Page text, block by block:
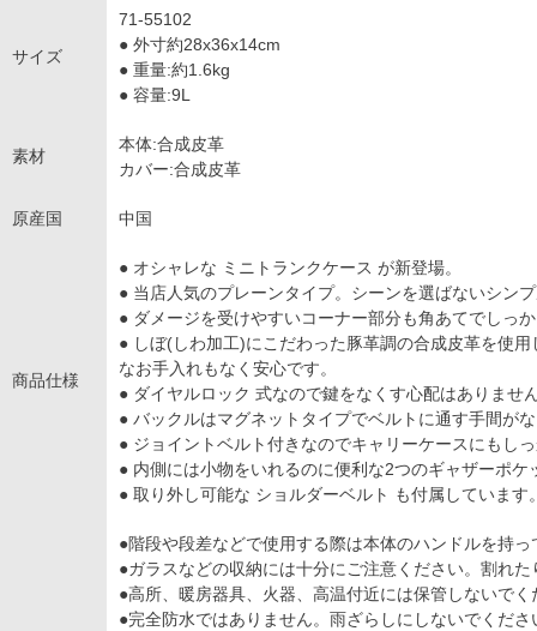
サイズ
71-55102
● 外寸約28x36x14cm
● 重量:約1.6kg
● 容量:9L
素材
本体:合成皮革
カバー:合成皮革
原産国 中国
商品仕様
● オシャレな ミニトランクケース が新登場。
● 当店人気のプレーンタイプ。シーンを選ばないシン
● ダメージを受けやすいコーナー部分も角あてでしっ
● しぼ(しわ加工)にこだわった豚革調の合成皮革を使
なお手入れもなく安心です。
● ダイヤルロック 式なので鍵をなくす心配はありませ
● バックルはマグネットタイプでベルトに通す手間が
● ジョイントベルト付きなのでキャリーケースにもし
● 内側には小物をいれるのに便利な2つのギャザーポケ
● 取り外し可能な ショルダーベルト も付属しています
●階段や段差などで使用する際は本体のハンドルを持
●ガラスなどの収納には十分にご注意ください。割れ
●高所、暖房器具、火器、高温付近には保管しないでく
●完全防水ではありません。雨ざらしにしないでくださ